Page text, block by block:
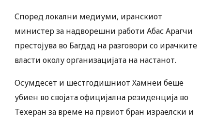
Според локални медиуми, иранскиот
министер за надворешни работи Абас Арагчи
престојува во Багдад на разговори со ирачките
власти околу организацијата на настанот.
Осумдесет и шестгодишниот Хамнеи беше
убиен во својата официјална резиденција во
Техеран за време на првиот бран израелски и